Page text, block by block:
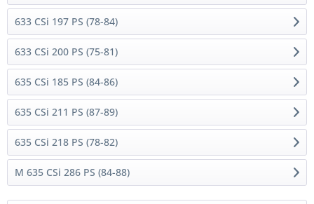
633 CSi 197 PS (78-84)
633 CSi 200 PS (75-81)
635 CSi 185 PS (84-86)
635 CSi 211 PS (87-89)
635 CSi 218 PS (78-82)
M 635 CSi 286 PS (84-88)